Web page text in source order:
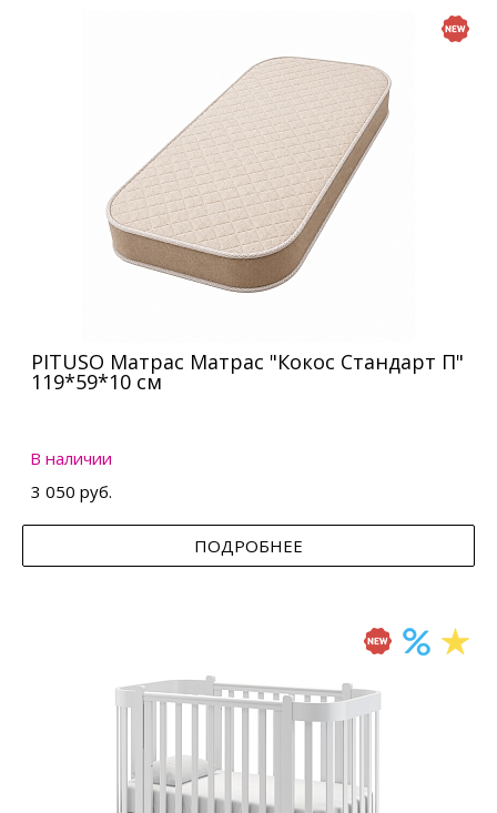
PITUSO Матрас Матрас "Кокос Стандарт П"
119*59*10 см
В наличии
3 050 руб.
ПОДРОБНЕЕ